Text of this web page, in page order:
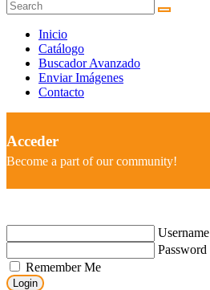
Inicio
Catálogo
Buscador Avanzado
Enviar Imágenes
Contacto
Acceder
Become a part of our community!
Username
Password
Remember Me
Login